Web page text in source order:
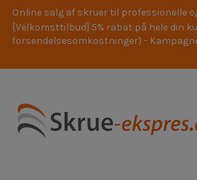
Online salg af skruer til professionelle
[Velkomsttilbud] 5% rabat på hele din
forsendelsesomkostninger) -